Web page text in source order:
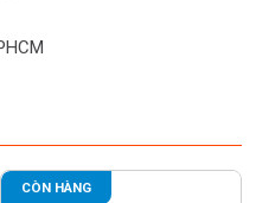
CÒN HÀNG